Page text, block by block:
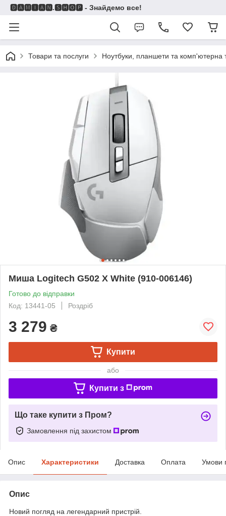
🅳🅰🅼🅸🅰🅽.🆂🅷🅾🅿 - Знайдемо все!
Товари та послуги Ноутбуки, планшети та комп'ютерна
Миша Logitech G502 X White (910-006146)
Готово до відправки
Код: 13441-05
Роздріб
3 279 ₴
Купити
або
Купити з
Що таке купити з Пром?
Замовлення під захистом
Опис Характеристики Доставка Оплата Умови
Опис
Новий погляд на легендарний пристрій.